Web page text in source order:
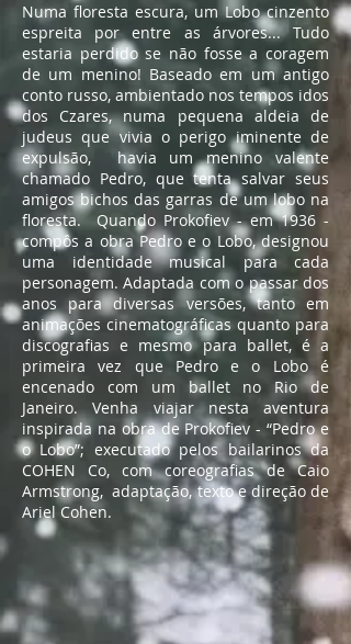
Numa floresta escura, um Lobo cinzento
espreita por entre as árvores... Tudo
estaria perdido se não fosse a coragem
de um menino! Baseado em um antigo
conto russo, ambientado nos tempos idos
dos Czares, numa pequena aldeia de
judeus que vivia o perigo iminente de
expulsão, havia um menino valente
chamado Pedro, que tenta salvar seus
amigos bichos das garras de um lobo na
floresta. Quando Prokofiev - em 1936 -
compôs a obra Pedro e o Lobo, designou
uma identidade musical para cada
personagem. Adaptada com o passar dos
anos para diversas versões, tanto em
animações cinematográficas quanto para
discografias e mesmo para ballet, é a
primeira vez que Pedro e o Lobo é
encenado com um ballet no Rio de
Janeiro. Venha viajar nesta aventura
inspirada na obra de Prokofiev - “Pedro e
o Lobo”; executado pelos bailarinos da
COHEN Co, com coreografias de Caio
Armstrong, adaptação, texto e direção de
Ariel Cohen.